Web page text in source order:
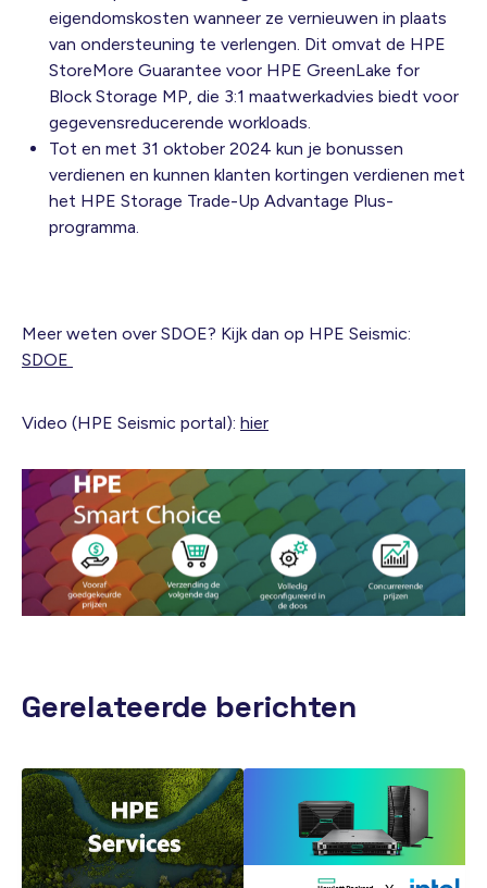
eigendomskosten wanneer ze vernieuwen in plaats
van ondersteuning te verlengen. Dit omvat de HPE
StoreMore Guarantee voor HPE GreenLake for
Block Storage MP, die 3:1 maatwerkadvies biedt voor
gegevensreducerende workloads.
Tot en met 31 oktober 2024 kun je bonussen
verdienen en kunnen klanten kortingen verdienen met
het HPE Storage Trade-Up Advantage Plus-
programma.
Meer weten over SDOE? Kijk dan op HPE Seismic:
SDOE
Video (HPE Seismic portal): hier
Gerelateerde berichten